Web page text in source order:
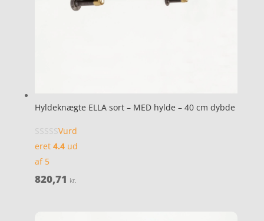
Hyldeknægte ELLA sort – MED hylde – 40 cm dybde
Vurd
eret 4.4ud
af 5
820,71 kr.